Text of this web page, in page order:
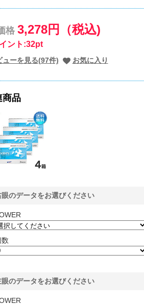
格 3,278円（税込)
ント:32pt
ューを見る(97件) お気に入り
商品
眼のデータをお選びください
眼のデータをお選びください